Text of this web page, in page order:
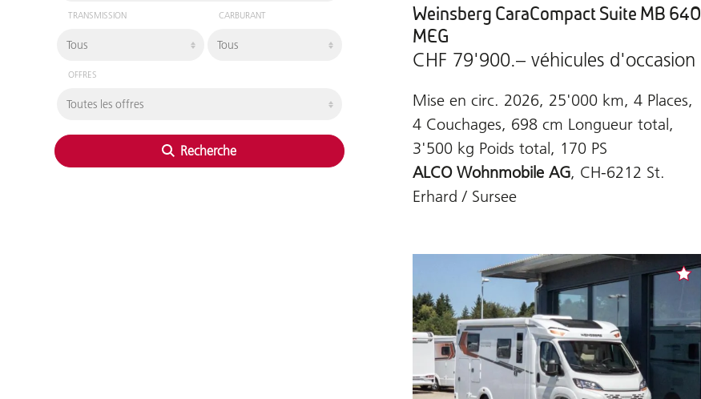
TRANSMISSION CARBURANT
OFFRES
Recherche
Weinsberg CaraCompact Suite MB 640
MEG
CHF 79'900.– véhicules d'occasion
Mise en circ. 2026, 25'000 km, 4 Places,
4 Couchages, 698 cm Longueur total,
3'500 kg Poids total, 170 PS
ALCO Wohnmobile AG, CH-6212 St.
Erhard / Sursee